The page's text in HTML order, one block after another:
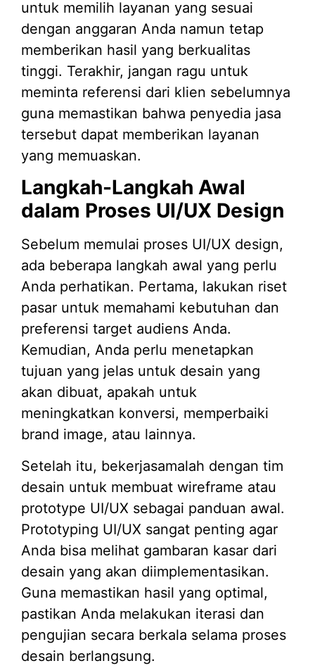
untuk memilih layanan yang sesuai
dengan anggaran Anda namun tetap
memberikan hasil yang berkualitas
tinggi. Terakhir, jangan ragu untuk
meminta referensi dari klien sebelumnya
guna memastikan bahwa penyedia jasa
tersebut dapat memberikan layanan
yang memuaskan.
Langkah-Langkah Awal
dalam Proses UI/UX Design
Sebelum memulai proses UI/UX design,
ada beberapa langkah awal yang perlu
Anda perhatikan. Pertama, lakukan riset
pasar untuk memahami kebutuhan dan
preferensi target audiens Anda.
Kemudian, Anda perlu menetapkan
tujuan yang jelas untuk desain yang
akan dibuat, apakah untuk
meningkatkan konversi, memperbaiki
brand image, atau lainnya.
Setelah itu, bekerjasamalah dengan tim
desain untuk membuat wireframe atau
prototype UI/UX sebagai panduan awal.
Prototyping UI/UX sangat penting agar
Anda bisa melihat gambaran kasar dari
desain yang akan diimplementasikan.
Guna memastikan hasil yang optimal,
pastikan Anda melakukan iterasi dan
pengujian secara berkala selama proses
desain berlangsung.